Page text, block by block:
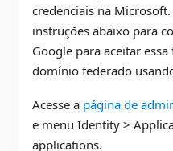
credenciais na Microsoft.
instruções abaixo para
Google para aceitar
domínio federado
Acesse a página de
e menu Identity >
applications.